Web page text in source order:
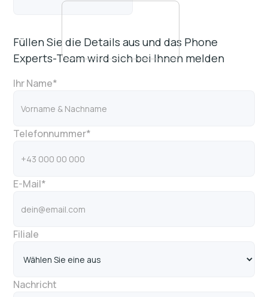
Füllen Sie die Details aus und das Phone
Experts-Team wird sich bei Ihnen melden
Ihr Name*
Telefonnummer*
E-Mail*
Filiale
Nachricht